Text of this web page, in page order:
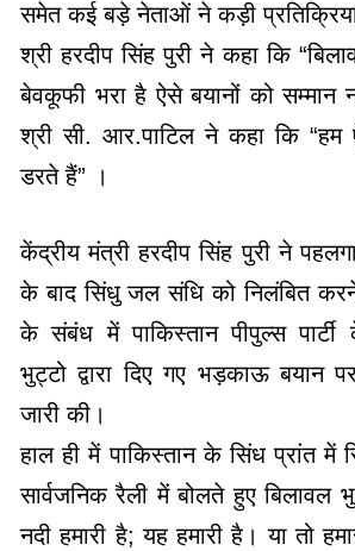
समेत कई बड़े नेताओं ने कड़ी
श्री हरदीप सिंह पुरी ने कहा कि
बेवकूफी भरा है ऐसे बयानों को सम्मान
श्री सी. आर.पाटिल ने कहा कि “हम
डरते हैं” ।
केंद्रीय मंत्री हरदीप सिंह पुरी ने
के बाद सिंधु जल संधि को निलंबित
के संबंध में पाकिस्तान पीपुल्स पार्टी
भुट्टो द्वारा दिए गए भड़काऊ बयान
जारी की।
हाल ही में पाकिस्तान के सिंध प्रांत
सार्वजनिक रैली में बोलते हुए बिलावल
नदी हमारी है; यह हमारी है। या तो